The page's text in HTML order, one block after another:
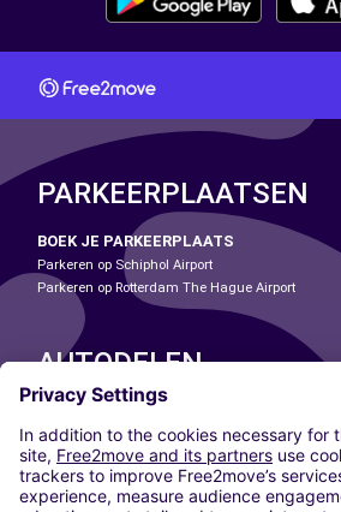
PARKEERPLAATSEN
BOEK JE PARKEERPLAATS
Parkeren op Schiphol Airport
Parkeren op Rotterdam The Hague Airport
AUTODELEN
ONZE STEDEN
Paris
Madrid
Washington DC
Milaan